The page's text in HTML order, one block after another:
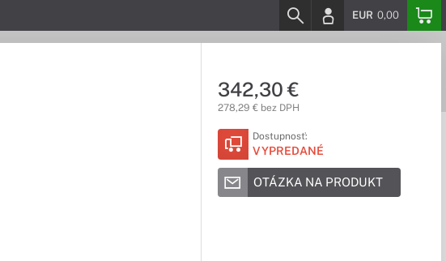
EUR 0,00
342,30 €
278,29 € bez DPH
Dostupnosť:
VYPREDANÉ
OTÁZKA NA PRODUKT